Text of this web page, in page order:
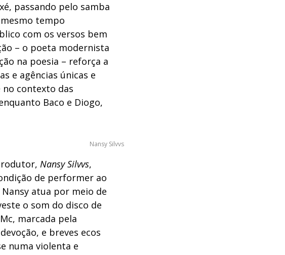
passando pelo samba
tempo
com os versos bem
– o poeta modernista
na poesia – reforça a
e agências únicas e
no contexto das
Baco e Diogo,
Nansy Silvvs
Nansy Silvvs,
de performer ao
Nansy atua por meio de
o som do disco de
marcada pela
e breves ecos
numa violenta e